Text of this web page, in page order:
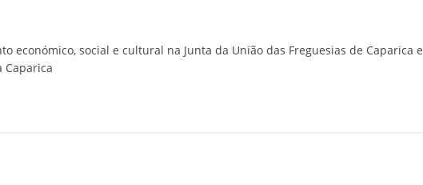
económico, social e cultural na Junta da União das Freguesias de Caparica e
Caparica